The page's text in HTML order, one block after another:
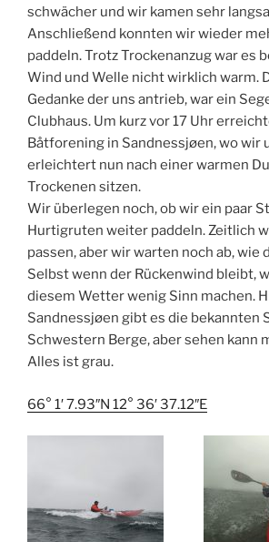
schwächer und wir kamen sehr
Anschließend konnten wir wieder
paddeln. Trotz Trockenanzug war es
Wind und Welle nicht wirklich warm.
Gedanke der uns antrieb, war ein
Clubhaus. Um kurz vor 17 Uhr
Båtforening in Sandnessjøen, wo wir
erleichtert nun nach einer warmen
Trockenen sitzen.
Wir überlegen noch, ob wir ein paar
Hurtigruten weiter paddeln. Zeitlich
passen, aber wir warten noch ab, wie
Selbst wenn der Rückenwind bleibt,
diesem Wetter wenig Sinn machen.
Sandnessjøen gibt es die bekannten
Schwestern Berge, aber sehen kann
Alles ist grau.
66° 1′ 7.93″N 12° 36′ 37.12″E